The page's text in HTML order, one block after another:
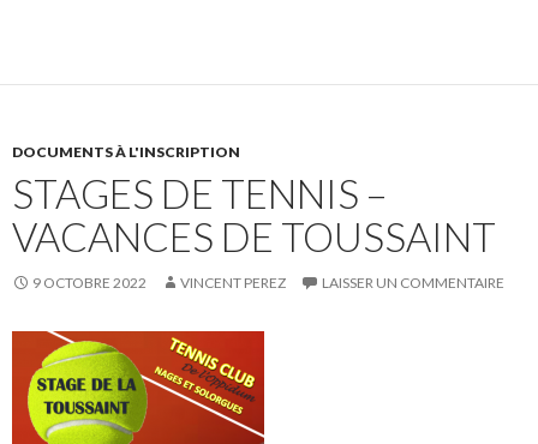
DOCUMENTS À L'INSCRIPTION
STAGES DE TENNIS –
VACANCES DE TOUSSAINT
9 OCTOBRE 2022 VINCENT PEREZ LAISSER UN COMMENTAIRE